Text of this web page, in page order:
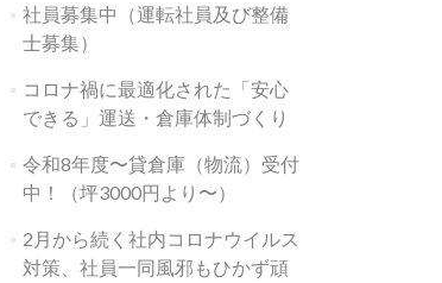
社員募集中（運転社員及び整備
士募集）
コロナ禍に最適化された「安心
できる」運送・倉庫体制づくり
令和8年度〜貸倉庫（物流）受付
中！（坪3000円より〜）
2月から続く社内コロナウイルス
対策、社員一同風邪もひかず頑